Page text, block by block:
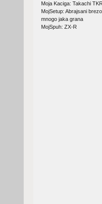
Moja Kaciga: Takachi
MojSetup: Abrajsani
mnogo jaka grana
MojSpuh: ZX-R